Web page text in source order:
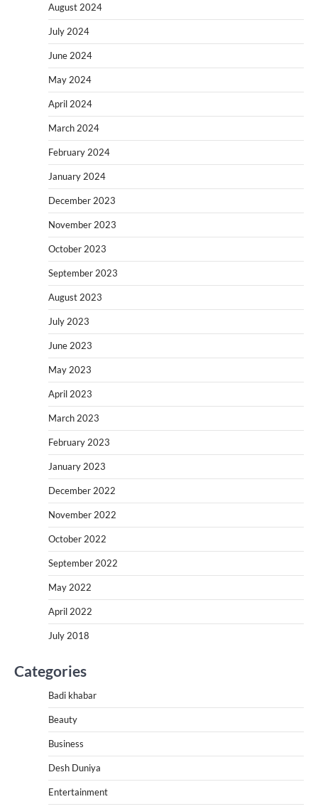
August 2024
July 2024
June 2024
May 2024
April 2024
March 2024
February 2024
January 2024
December 2023
November 2023
October 2023
September 2023
August 2023
July 2023
June 2023
May 2023
April 2023
March 2023
February 2023
January 2023
December 2022
November 2022
October 2022
September 2022
May 2022
April 2022
July 2018
Categories
Badi khabar
Beauty
Business
Desh Duniya
Entertainment